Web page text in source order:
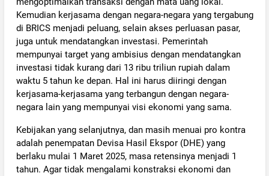
Kemudian kerjasama dengan negara-negara yang tergabung
di BRICS menjadi peluang, selain akses perluasan pasar,
juga untuk mendatangkan investasi. Pemerintah
mempunyai target yang ambisius dengan mendatangkan
investasi tidak kurang dari 13 ribu triliun rupiah dalam
waktu 5 tahun ke depan. Hal ini harus diiringi dengan
kerjasama-kerjasama yang terbangun dengan negara-
negara lain yang mempunyai visi ekonomi yang sama.
Kebijakan yang selanjutnya, dan masih menuai pro kontra
adalah penempatan Devisa Hasil Ekspor (DHE) yang
berlaku mulai 1 Maret 2025, masa retensinya menjadi 1
tahun. Agar tidak mengalami konstraksi ekonomi dan